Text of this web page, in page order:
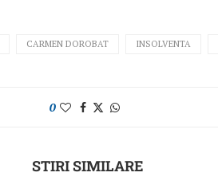
CARMEN DOROBAT INSOLVENTA
0
STIRI SIMILARE